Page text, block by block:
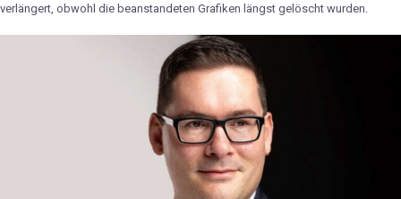
verlängert, obwohl die beanstandeten Grafiken längst gelöscht wurden.